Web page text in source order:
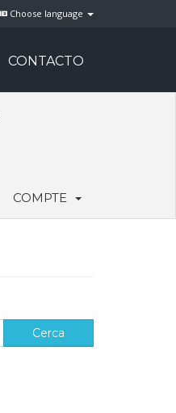
Choose language
CONTACTO
COMPTE